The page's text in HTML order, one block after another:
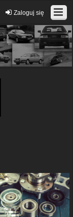
Zaloguj się